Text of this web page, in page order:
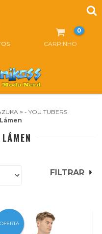
CARRINHO
0
> - YOU TUBERS
FILTRAR
OFERTA